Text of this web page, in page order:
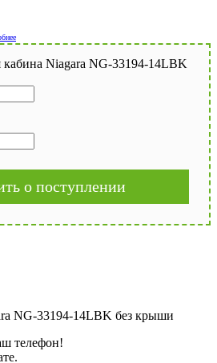
кабина Niagara NG-33194-14LBK
о поступлении
телефон!